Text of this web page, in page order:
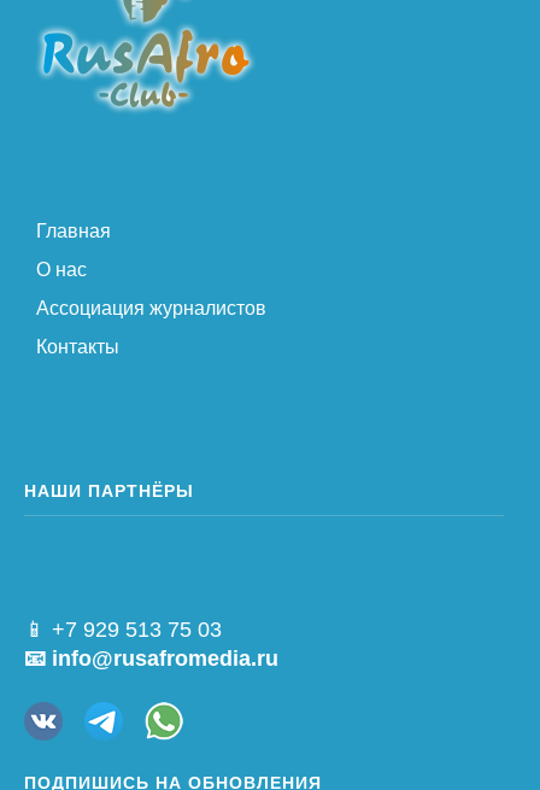
Главная
О нас
Ассоциация журналистов
Контакты
НАШИ ПАРТНЁРЫ
📱 +7 929 513 75 03
📧 info@rusafromedia.ru
ПОДПИШИСЬ НА ОБНОВЛЕНИЯ